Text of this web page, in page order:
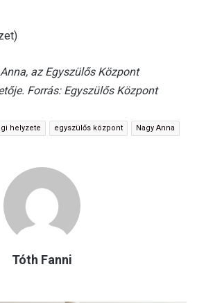
az Egyszülős Központ
Forrás: Egyszülős Központ
helyzete egyszülős központ Nagy Anna
Tóth Fanni